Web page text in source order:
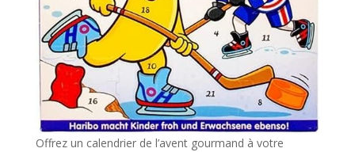
Offrez un calendrier de l’avent gourmand à votre